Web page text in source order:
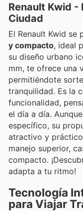
Renault Kwid -
Ciudad
El Renault Kwid se
y compacto, ideal
su diseño urbano
mm, te ofrece una
permitiéndote
tranquilidad. Es la
funcionalidad,
el día a día.
específico, su
atractivo y
manejo superior,
compacto.
adapta a tu ritmo!
Tecnología
para Viajar